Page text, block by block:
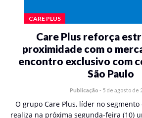
CARE PLUS
Care Plus reforça
proximidade com o
encontro exclusivo com
São Paulo
Publicação - 5 de agosto de
O grupo Care Plus, líder no
realiza na próxima segunda-feira (10)